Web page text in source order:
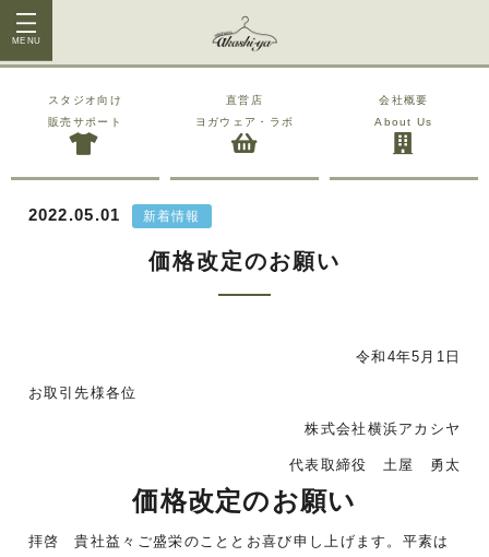
スタジオ向け
販売サポート
直営店
ヨガウェア・ラボ
会社概要
About Us
2022.05.01 新着情報
価格改定のお願い
令和4年5月1日
お取引先様各位
株式会社横浜アカシヤ
代表取締役 土屋 勇太
価格改定のお願い
拝啓 貴社益々ご盛栄のこととお喜び申し上げます。平素は
MENU